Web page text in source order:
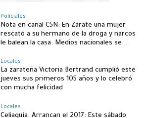
Policiales
Nota en canal C5N: En Zárate una mujer
rescató a su hermano de la droga y narcos
le balean la casa. Medios nacionales se...
Locales
La zarateña Victoria Bertrand cumplió este
jueves sus primeros 105 años y lo celebró
con mucha felicidad
Locales
Celiaquía. Arrancan el 2017: Este sábado